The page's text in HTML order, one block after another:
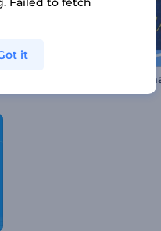
Schabbat Shalom
it